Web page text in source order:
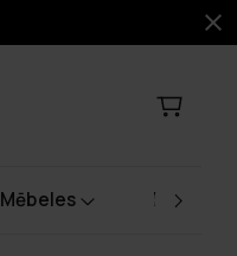
Mēbeles